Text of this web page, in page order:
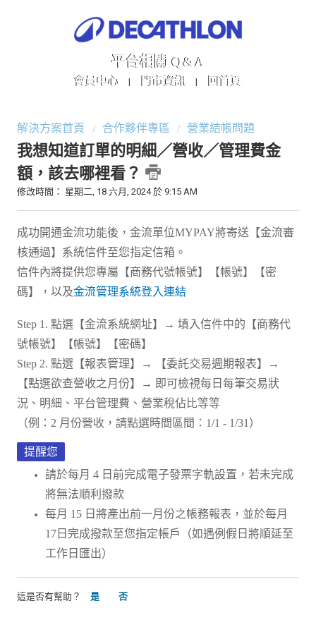
平台相關 Q&A
會員中心 門市資訊 回首頁
解決方案首頁 合作夥伴專區 營業結帳問題
我想知道訂單的明細／營收／管理費金
額，該去哪裡看？
修改時間： 星期二, 18 六月, 2024 於 9:15 AM
成功開通金流功能後，金流單位MYPAY將寄送【金流審
核通過】系統信件至您指定信箱。
信件內將提供您專屬【商務代號帳號】【帳號】【密
碼】，以及金流管理系統登入連結
Step 1. 點選【金流系統網址】→ 填入信件中的【商務代
號帳號】【帳號】【密碼】
Step 2. 點選【報表管理】→ 【委託交易週期報表】→
【點選欲查營收之月份】→ 即可檢視每日每筆交易狀
況、明細、平台管理費、營業稅佔比等等
（例：2 月份營收，請點選時間區間：1/1 - 1/31）
提醒您
請於每月 4 日前完成電子發票字軌設置，若未完成
將無法順利撥款
每月 15 日將產出前一月份之帳務報表，並於每月
17日完成撥款至您指定帳戶（如遇例假日將順延至
工作日匯出）
這是否有幫助？ 是 否